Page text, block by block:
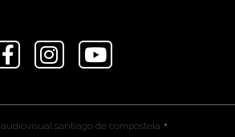
audiovisual santiago de compostela •